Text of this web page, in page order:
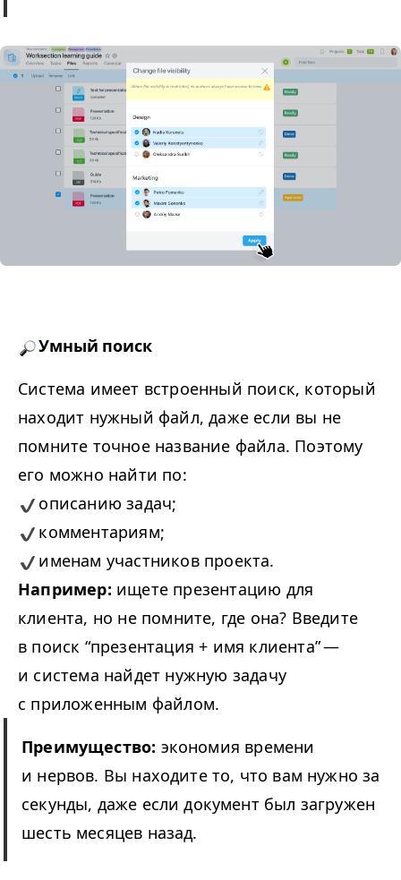
Умный поиск
Система имеет встроенный поиск, который
находит нужный файл, даже если вы не
помните точное название файла. Поэтому
его можно найти по:
описанию задач;
комментариям;
именам участников проекта.
Например: ищете презентацию для
клиента, но не помните, где она? Введите
в поиск “презентация + имя клиента” —
и система найдет нужную задачу
с приложенным файлом.
Преимущество: экономия времени
и нервов. Вы находите то, что вам нужно за
секунды, даже если документ был загружен
шесть месяцев назад.